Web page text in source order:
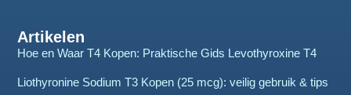
Artikelen
Hoe en Waar T4 Kopen: Praktische Gids Levothyroxine T4
Liothyronine Sodium T3 Kopen (25 mcg): veilig gebruik & tips